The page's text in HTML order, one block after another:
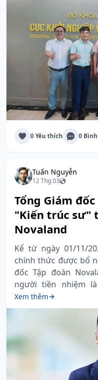
0 Yêu thích 0
Tuấn Nguyễn
12 Thg 03
Tổng Giám
"Kiến trúc sư"
Novaland
Kể từ ngày 01/11/
chính thức được bổ
đốc Tập đoàn
người tiền nhiệm
Xem thêm